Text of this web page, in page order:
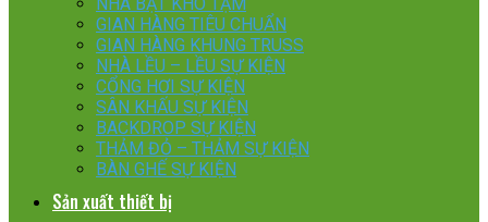
GIAN HÀNG TIÊU CHUẨN
GIAN HÀNG KHUNG TRUSS
NHÀ LỀU – LỀU SỰ KIỆN
CỔNG HƠI SỰ KIỆN
SÂN KHẤU SỰ KIỆN
BACKDROP SỰ KIỆN
THẢM ĐỎ – THẢM SỰ KIỆN
BÀN GHẾ SỰ KIỆN
Sản xuất thiết bị